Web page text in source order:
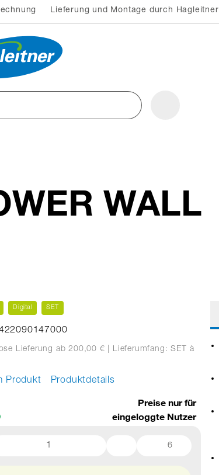
Lieferung und Montage durch Hagleitner
WALL
Digital SET
Lieferung ab 200,00 € | Lieferumfang: SET
à
Produkt Produktdetails
Preise nur für
eingeloggte Nutzer
6